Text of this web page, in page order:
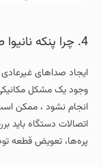
4. چرا پنکه نانیوا صدای زیادی تولید می‌کند؟
ایجاد صداهای
وجود یک مشکل مکانیکی
انجام نشود ، ممکن
اتصالات دستگاه باید
پره‌ها، تعویض قطعه